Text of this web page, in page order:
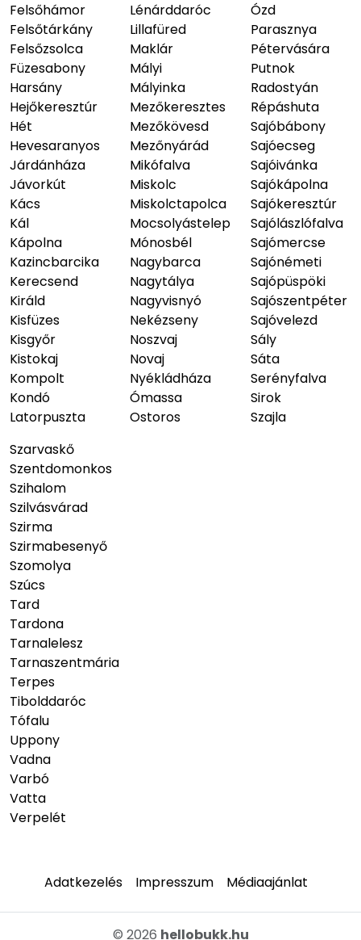
Felsőhámor
Felsőtárkány
Felsőzsolca
Füzesabony
Harsány
Hejőkeresztúr
Hét
Hevesaranyos
Járdánháza
Jávorkút
Kács
Kál
Kápolna
Kazincbarcika
Kerecsend
Királd
Kisfüzes
Kisgyőr
Kistokaj
Kompolt
Kondó
Latorpuszta
Lénárddaróc
Lillafüred
Maklár
Mályi
Mályinka
Mezőkeresztes
Mezőkövesd
Mezőnyárád
Mikófalva
Miskolc
Miskolctapolca
Mocsolyástelep
Mónosbél
Nagybarca
Nagytálya
Nagyvisnyó
Nekézseny
Noszvaj
Novaj
Nyékládháza
Ómassa
Ostoros
Ózd
Parasznya
Pétervására
Putnok
Radostyán
Répáshuta
Sajóbábony
Sajóecseg
Sajóivánka
Sajókápolna
Sajókeresztúr
Sajólászlófalva
Sajómercse
Sajónémeti
Sajópüspöki
Sajószentpéter
Sajóvelezd
Sály
Sáta
Serényfalva
Sirok
Szajla
Szarvaskő
Szentdomonkos
Szihalom
Szilvásvárad
Szirma
Szirmabesenyő
Szomolya
Szúcs
Tard
Tardona
Tarnalelesz
Tarnaszentmária
Terpes
Tibolddaróc
Tófalu
Uppony
Vadna
Varbó
Vatta
Verpelét
Adatkezelés Impresszum Médiaajánlat
© 2026 hellobukk.hu